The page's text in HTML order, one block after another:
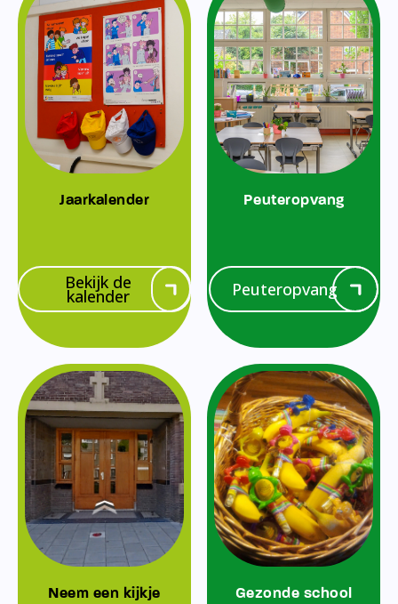
Jaarkalender
Bekijk de
kalender
Peuteropvang
Peuteropvang
Neem een kijkje Gezonde school